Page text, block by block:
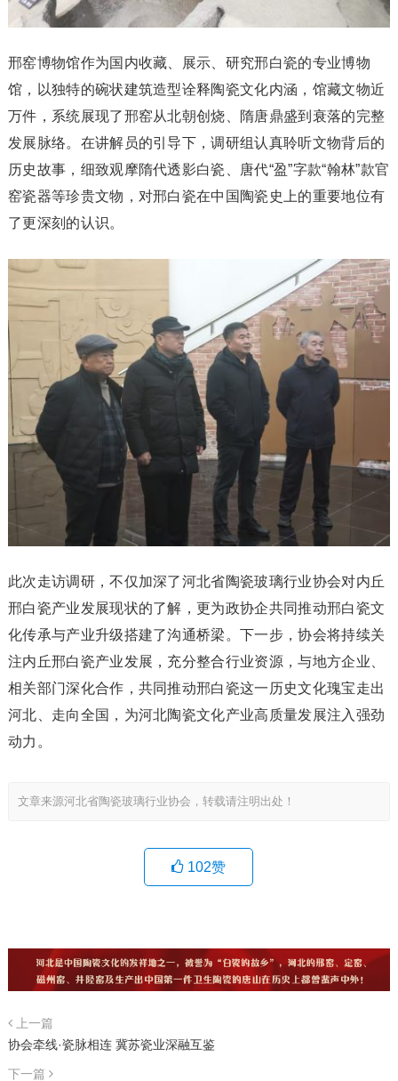
邢窑博物馆作为国内收藏、展示、研究邢白瓷的专业博物
馆，以独特的碗状建筑造型诠释陶瓷文化内涵，馆藏文物近
万件，系统展现了邢窑从北朝创烧、隋唐鼎盛到衰落的完整
发展脉络。在讲解员的引导下，调研组认真聆听文物背后的
历史故事，细致观摩隋代透影白瓷、唐代“盈”字款“翰林”款官
窑瓷器等珍贵文物，对邢白瓷在中国陶瓷史上的重要地位有
了更深刻的认识。
此次走访调研，不仅加深了河北省陶瓷玻璃行业协会对内丘
邢白瓷产业发展现状的了解，更为政协企共同推动邢白瓷文
化传承与产业升级搭建了沟通桥梁。下一步，协会将持续关
注内丘邢白瓷产业发展，充分整合行业资源，与地方企业、
相关部门深化合作，共同推动邢白瓷这一历史文化瑰宝走出
河北、走向全国，为河北陶瓷文化产业高质量发展注入强劲
动力。
文章来源河北省陶瓷玻璃行业协会，转载请注明出处！
102赞
上一篇
协会牵线·瓷脉相连 冀苏瓷业深融互鉴
下一篇